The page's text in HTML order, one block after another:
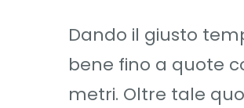
Dando il giusto
bene fino a quote
metri. Oltre tale